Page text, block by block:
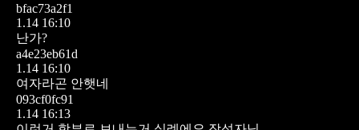
bfac73a2f1
1.14 16:10
난가?
a4e23eb61d
1.14 16:10
여자라곤 안햇네
093cf0fc91
1.14 16:13